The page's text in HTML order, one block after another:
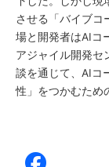
させる「バイブコ
場と開発者はAIコ
アジャイル開発セ
談を通じて、AIコ
性」をつかむため